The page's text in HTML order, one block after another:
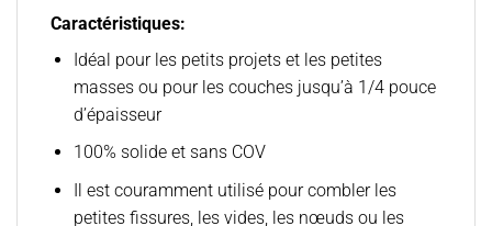
Caractéristiques:
Idéal pour les petits projets et les petites
masses ou pour les couches jusqu’à 1/4 pouce
d’épaisseur
100% solide et sans COV
Il est couramment utilisé pour combler les
petites fissures, les vides, les nœuds ou les